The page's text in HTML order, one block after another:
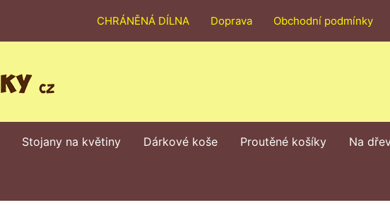
CHRÁNĚNÁ DÍLNA Doprava Obchodní podmínky
Stojany na květiny Dárkové koše Proutěné košíky Na